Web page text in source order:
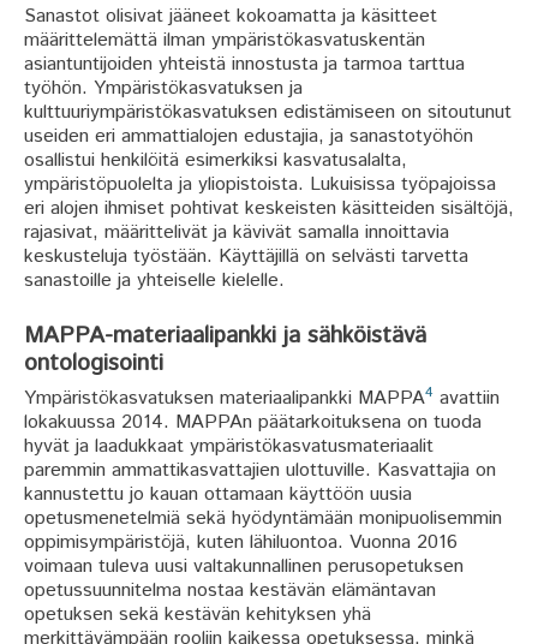
Sanastot olisivat jääneet kokoamatta ja käsitteet
määrittelemättä ilman ympäristökasvatuskentän
asiantuntijoiden yhteistä innostusta ja tarmoa tarttua
työhön. Ympäristökasvatuksen ja
kulttuuriympäristökasvatuksen edistämiseen on sitoutunut
useiden eri ammattialojen edustajia, ja sanastotyöhön
osallistui henkilöitä esimerkiksi kasvatusalalta,
ympäristöpuolelta ja yliopistoista. Lukuisissa työpajoissa
eri alojen ihmiset pohtivat keskeisten käsitteiden sisältöjä,
rajasivat, määrittelivät ja kävivät samalla innoittavia
keskusteluja työstään. Käyttäjillä on selvästi tarvetta
sanastoille ja yhteiselle kielelle.
MAPPA-materiaalipankki ja sähköistävä
ontologisointi
Ympäristökasvatuksen materiaalipankki MAPPA4 avattiin
lokakuussa 2014. MAPPAn päätarkoituksena on tuoda
hyvät ja laadukkaat ympäristökasvatusmateriaalit
paremmin ammattikasvattajien ulottuville. Kasvattajia on
kannustettu jo kauan ottamaan käyttöön uusia
opetusmenetelmiä sekä hyödyntämään monipuolisemmin
oppimisympäristöjä, kuten lähiluontoa. Vuonna 2016
voimaan tuleva uusi valtakunnallinen perusopetuksen
opetussuunnitelma nostaa kestävän elämäntavan
opetuksen sekä kestävän kehityksen yhä
merkittävämpään rooliin kaikessa opetuksessa, minkä